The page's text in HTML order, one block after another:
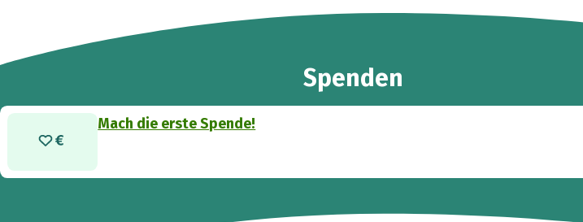
Spenden
Mach die erste Spende!